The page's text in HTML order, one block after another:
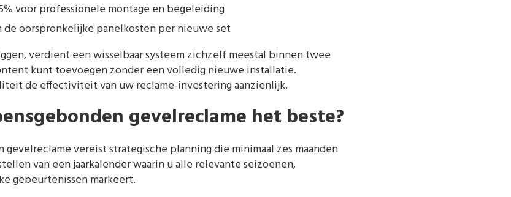
voor professionele montage en begeleiding
de oorspronkelijke panelkosten per nieuwe set
verdient een wisselbaar systeem zichzelf meestal binnen twee
kunt toevoegen zonder een volledig nieuwe installatie.
de effectiviteit van uw reclame-investering aanzienlijk.
gevelreclame het beste?
vereist strategische planning die minimaal zes maanden
van een jaarkalender waarin u alle relevante seizoenen,
gebeurtenissen markeert.